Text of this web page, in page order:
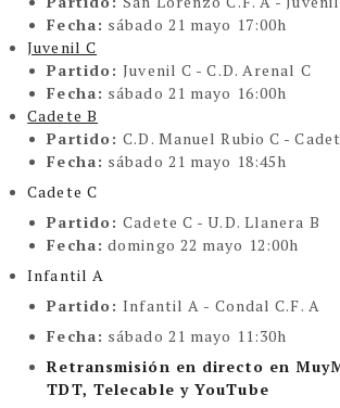
Fecha: sábado 21 mayo 17:00h
Juvenil C
Partido:Juvenil C - C.D. Arenal C
Fecha: sábado 21 mayo 16:00h
Cadete B
Partido:C.D. Manuel Rubio C -
Fecha: sábado 21 mayo 18:45h
Cadete C
Partido:Cadete C - U.D. Llanera B
Fecha: domingo 22 mayo 12:00h
Infantil A
Partido:Infantil A - Condal C.F. A
Fecha: sábado 21 mayo 11:30h
Retransmisión en directo en
TDT, Telecable y YouTube